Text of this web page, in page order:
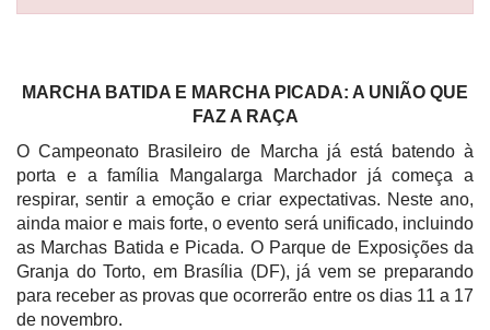
MARCHA BATIDA E MARCHA PICADA: A UNIÃO QUE
FAZ A RAÇA
O Campeonato Brasileiro de Marcha já está batendo à
porta e a família Mangalarga Marchador já começa a
respirar, sentir a emoção e criar expectativas. Neste ano,
ainda maior e mais forte, o evento será unificado, incluindo
as Marchas Batida e Picada. O Parque de Exposições da
Granja do Torto, em Brasília (DF), já vem se preparando
para receber as provas que ocorrerão entre os dias 11 a 17
de novembro.